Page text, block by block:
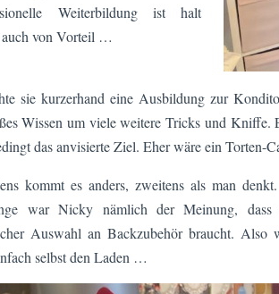
Weiterbildung ist halt
auch von Vorteil …
sie kurzerhand eine Ausbildung zur
Wissen um viele weitere Tricks und
das anvisierte Ziel. Eher wäre ein Torten-
kommt es anders, zweitens als man
war Nicky nämlich der Meinung, dass
Auswahl an Backzubehör braucht.
selbst den Laden …